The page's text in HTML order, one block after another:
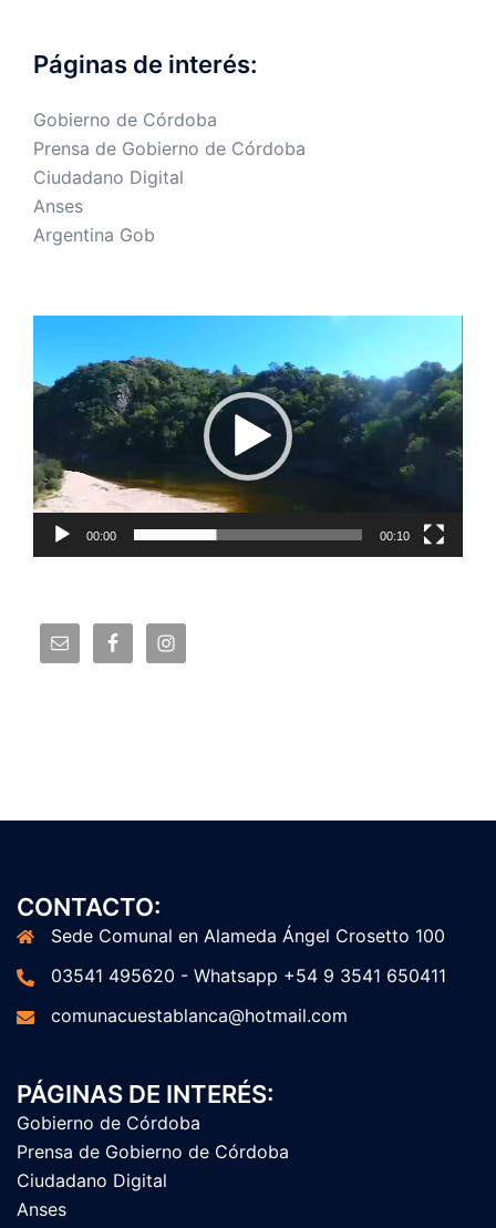
Páginas de interés:
Gobierno de Córdoba
Prensa de Gobierno de Córdoba
Ciudadano Digital
Anses
Argentina Gob
vídeo
00:00 00:10
CONTACTO:
Sede Comunal en Alameda Ángel Crosetto 100
03541 495620 - Whatsapp +54 9 3541 650411
comunacuestablanca@hotmail.com
PÁGINAS DE INTERÉS:
Gobierno de Córdoba
Prensa de Gobierno de Córdoba
Ciudadano Digital
Anses